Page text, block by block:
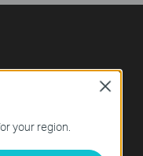
your region.
Close